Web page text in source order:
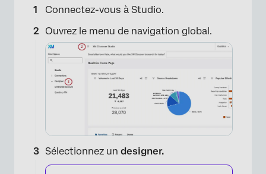
Connectez-vous à Studio.
Ouvrez le menu de navigation global.
Sélectionnez un designer.